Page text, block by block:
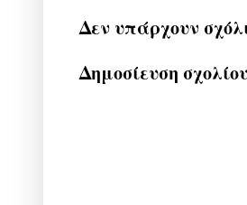
Δεν υπάρχουν
Δημοσίευση